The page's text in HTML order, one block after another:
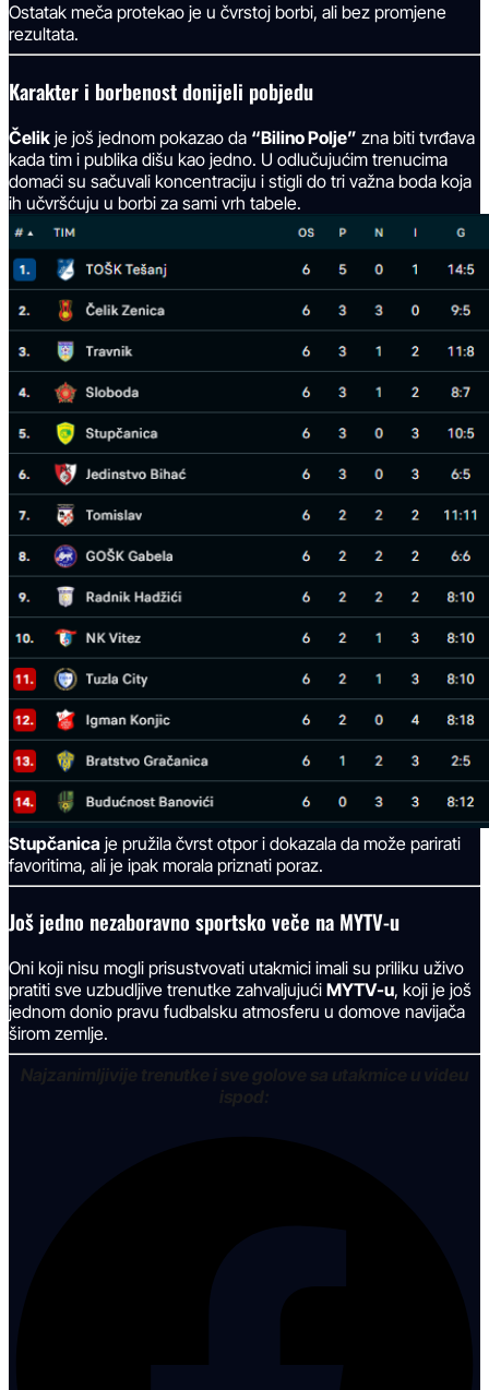
Ostatak meča protekao je u čvrstoj borbi, ali bez promjene
rezultata.
Karakter i borbenost donijeli pobjedu
Čelik je još jednom pokazao da “Bilino Polje” zna biti tvrđava
kada tim i publika dišu kao jedno. U odlučujućim trenucima
domaći su sačuvali koncentraciju i stigli do tri važna boda koja
ih učvršćuju u borbi za sami vrh tabele.
Stupčanica je pružila čvrst otpor i dokazala da može parirati
favoritima, ali je ipak morala priznati poraz.
Još jedno nezaboravno sportsko veče na MYTV-u
Oni koji nisu mogli prisustvovati utakmici imali su priliku uživo
pratiti sve uzbudljive trenutke zahvaljujući MYTV-u, koji je još
jednom donio pravu fudbalsku atmosferu u domove navijača
širom zemlje.
Najzanimljivije trenutke i sve golove sa utakmice u videu
ispod: